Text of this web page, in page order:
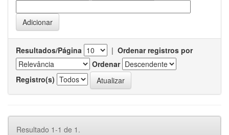
Resultados/Página | Ordenar registros por
Ordenar
Registro(s)
Resultado 1-1 de 1.